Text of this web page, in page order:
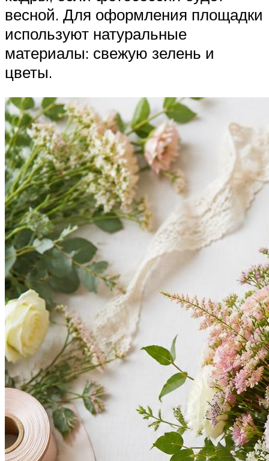
весной. Для оформления площадки
используют натуральные
материалы: свежую зелень и
цветы.